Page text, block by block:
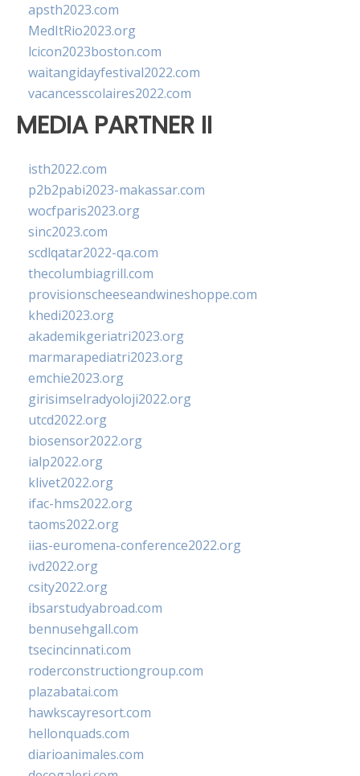
apsth2023.com
MedItRio2023.org
lcicon2023boston.com
waitangidayfestival2022.com
vacancesscolaires2022.com
MEDIA PARTNER II
isth2022.com
p2b2pabi2023-makassar.com
wocfparis2023.org
sinc2023.com
scdlqatar2022-qa.com
thecolumbiagrill.com
provisionscheeseandwineshoppe.com
khedi2023.org
akademikgeriatri2023.org
marmarapediatri2023.org
emchie2023.org
girisimselradyoloji2022.org
utcd2022.org
biosensor2022.org
ialp2022.org
klivet2022.org
ifac-hms2022.org
taoms2022.org
iias-euromena-conference2022.org
ivd2022.org
csity2022.org
ibsarstudyabroad.com
bennusehgall.com
tsecincinnati.com
roderconstructiongroup.com
plazabatai.com
hawkscayresort.com
hellonquads.com
diarioanimales.com